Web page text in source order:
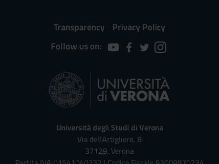
Transparency
Privacy Policy
Follow us on:
Università degli Studi di Verona
Via dell'Artigliere, 8
37129, Verona